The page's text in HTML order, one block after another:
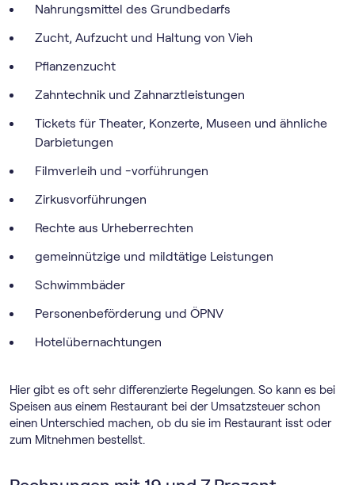
Nahrungsmittel des Grundbedarfs
Zucht, Aufzucht und Haltung von Vieh
Pflanzenzucht
Zahntechnik und Zahnarztleistungen
Tickets für Theater, Konzerte, Museen und ähnliche
Darbietungen
Filmverleih und -vorführungen
Zirkusvorführungen
Rechte aus Urheberrechten
gemeinnützige und mildtätige Leistungen
Schwimmbäder
Personenbeförderung und ÖPNV
Hotelübernachtungen
Hier gibt es oft sehr differenzierte Regelungen. So kann es bei
Speisen aus einem Restaurant bei der Umsatzsteuer schon
einen Unterschied machen, ob du sie im Restaurant isst oder
zum Mitnehmen bestellst.